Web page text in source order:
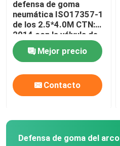
defensa de goma
neumática ISO17357-1
de los 2.5*4.0M CTN:
2014 con la válvula de
seguridad
Mejor precio
Contacto
Defensa de goma del arco